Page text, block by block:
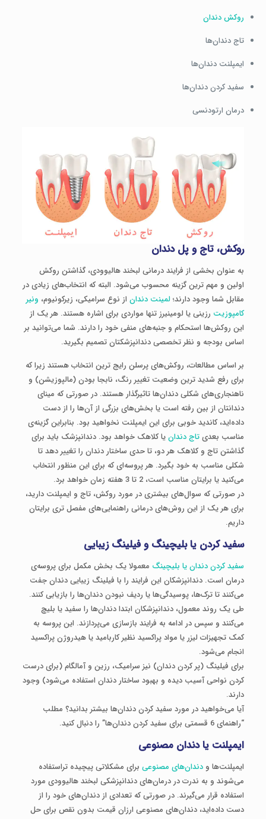
روکش دندان
تاج دندان‌ها
ایمپلنت دندان‌ها
سفید کردن دندان‌ها
درمان ارتودنسی
روکش، تاج و پل دندان
به عنوان بخشی از فرایند درمانی لبخند هالیوودی، گذاشتن روکش
اولین و مهم‌ ترین گزینه محسوب می‌شود. البته که انتخاب‌های زیادی در
مقابل شما وجود دارند؛ لمینت دنداناز نوع سرامیکی، زیرکونیوم، ونیر
کامپوزیت رزینی یا لومینیرز تنها مواردی برای اشاره هستند. هر یک از
این روکش‌ها استحکام و جنبه‌های منفی خود را دارند. شما می‌توانید بر
اساس بودجه و نظر تخصصی دندانپزشکتان تصمیم بگیرید.
بر اساس مطالعات، روکش‌های پرسلن رایج‌ ترین انتخاب هستند زیرا که
برای رفع شدید ترین وضعیت تغییر رنگ، نابجا بودن (مالپوزیشن) و
ناهنجاری‌های شکلی دندان‌ها تاثیرگذار هستند. در صورتی که مینای
دندانتان از بین رفته است یا بخش‌های بزرگی از آن‌ها را از دست
داده‌اید، کاندید خوبی برای این ایمپلنت نخواهید بود. بنابراین گزینه‌ی
مناسب بعدیتاج دندانیا کلاهک خواهد بود. دندانپزشک باید برای
گذاشتن تاج و کلاهک هر دو، تا حدی ساختار دندان را تغییر دهد تا
شکلی مناسب به خود بگیرد. هر پروسه‌ای که برای این منظور انتخاب
می‌کنید یا برایتان مناسب است، 2 تا 3 هفته زمان خواهد برد.
در صورتی که سوال‌های بیشتری در مورد روکش، تاج و ایمپلنت دارید،
برای هر یک از این روش‌های درمانی راهنمایی‌های مفصل‌ تری برایتان
داریم.
سفید کردن یا بلیچینگ و فیلینگ زیبایی
سفید کردن دندان یا بلیچینگ معمولا یک بخش مکمل برای پروسه‌ی
درمان است. دندانپزشکان این فرایند را با فیلینگ زیبایی دندان جفت
می‌کنند تا ترک‌ها، پوسیدگی‌ها یا ردیف نبودن دندان‌ها را بازیابی کنند.
طی یک روند معمول، دندانپزشکان ابتدا دندان‌ها را سفید یا بلیچ
می‌کنند و سپس در ادامه به فرایند بازسازی می‌پردازند. این پروسه به
کمک تجهیزات لیزر یا مواد پراکسید نظیر کاربامید یا هیدروژن پراکسید
انجام می‌شود.
برای فیلینگ (پر کردن دندان) نیز سرامیک، رزین و آمالگام (برای درست
کردن نواحی آسیب دیده و بهبود ساختار دندان استفاده می‌شود) وجود
دارند.
آیا می‌خواهید در مورد سفید کردن دندان‌ها بیشتر بدانید؟ مطلب
“راهنمای 6 قسمتی برای سفید کردن دندان‌ها” را دنبال کنید.
ایمپلنت یا دندان مصنوعی
ایمپلنت‌ها و دندان‌های مصنوعیبرای مشکلاتی پیچیده‌ تراستفاده
می‌شوند و به ندرت در درمان‌های دندانپزشکی لبخند هالیوودی مورد
استفاده قرار می‌گیرند. در صورتی که تعدادی از دندان‌های خود را از
دست داده‌اید، دندان‌های مصنوعی ارزان قیمت بدون نقص برای حل